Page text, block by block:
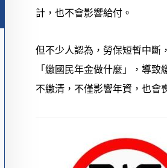
計，也不會影響給付。
但不少人認為，勞保短暫中斷
「繳國民年金做什麼」，導
不繳清，不僅影響年資，也會